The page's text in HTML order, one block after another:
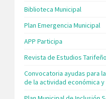
Biblioteca Municipal
Plan Emergencia Municipal
APP Participa
Revista de Estudios
Convocatoria ayudas para
de la actividad económica